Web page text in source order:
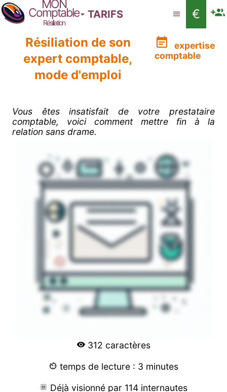
MON
Comptable
Résiliation
TARIFS
€
Résiliation de son
expert comptable,
mode d'emploi
expertise
comptable
Vous êtes insatisfait de votre prestataire
comptable, voici comment mettre fin à la
relation sans drame.
312 caractères
temps de lecture : 3 minutes
Déjà visionné par 114 internautes